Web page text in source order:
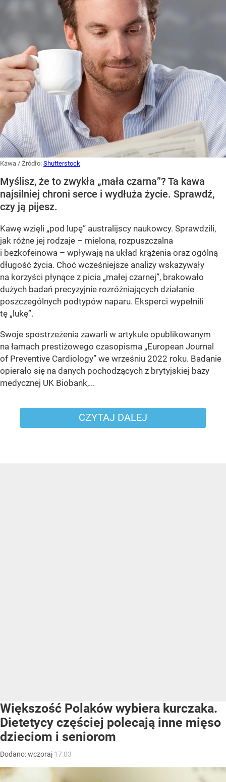
Kawa / Źródło: Shutterstock
Myślisz, że to zwykła „mała czarna”? Ta kawa
najsilniej chroni serce i wydłuża życie. Sprawdź,
czy ją pijesz.
Kawę wzięli „pod lupę” australijscy naukowcy. Sprawdzili,
jak różne jej rodzaje – mielona, rozpuszczalna
i bezkofeinowa – wpływają na układ krążenia oraz ogólną
długość życia. Choć wcześniejsze analizy wskazywały
na korzyści płynące z picia „małej czarnej”, brakowało
dużych badań precyzyjnie rozróżniających działanie
poszczególnych podtypów naparu. Eksperci wypełnili
tę „lukę”.
Swoje spostrzeżenia zawarli w artykule opublikowanym
na łamach prestiżowego czasopisma „European Journal
of Preventive Cardiology” we wrześniu 2022 roku. Badanie
opierało się na danych pochodzących z brytyjskiej bazy
medycznej UK Biobank,...
CZYTAJ DALEJ
Większość Polaków wybiera kurczaka.
Dietetycy częściej polecają inne mięso
dzieciom i seniorom
Dodano:wczoraj 17:03